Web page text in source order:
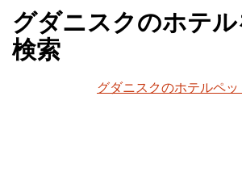
グダニスクのホテ
検索
グダニスクのホテルペッ